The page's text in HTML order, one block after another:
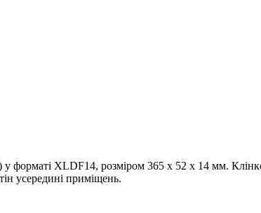
у форматі XLDF14, розміром 365 x 52 х 14 мм.
усередині приміщень.